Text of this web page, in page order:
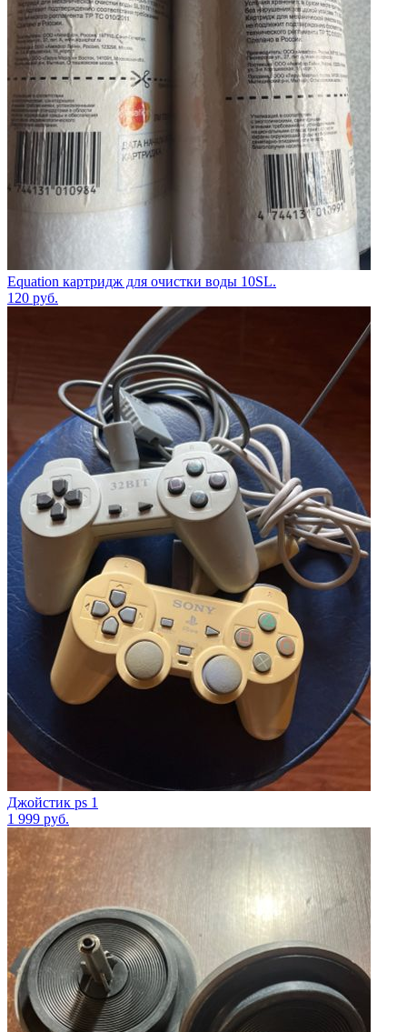
Equation картридж для очистки воды 10SL.
120 руб.
Джойстик ps 1
1 999 руб.